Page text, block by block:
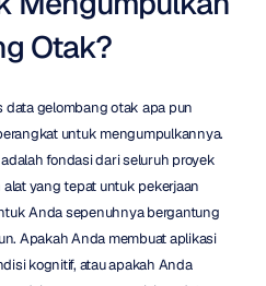
Otak?
gelombang otak apa pun
untuk mengumpulkannya.
fondasi dari seluruh proyek
yang tepat untuk pekerjaan
Anda sepenuhnya bergantung
Apakah Anda membuat aplikasi
kognitif, atau apakah Anda